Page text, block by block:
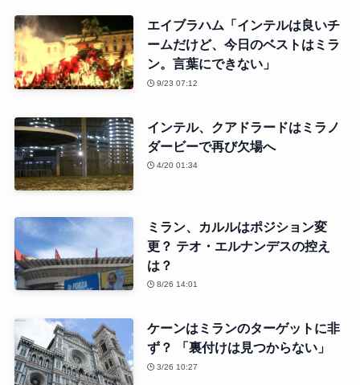
エイブラハム「インテルは良いチ
ームだけど、今日のベストはミラ
ン。言葉にできない」
9/23 07:12
インテル、クアドラードはミラノ
ダービーで再び欠場へ
4/20 01:34
ミラン、カルルはポジション変
更？ テオ・エルナンデスの控え
は？
8/26 14:01
ケーンはミランのターゲットに非
ず？ 「裏付けは見つからない」
3/26 10:27